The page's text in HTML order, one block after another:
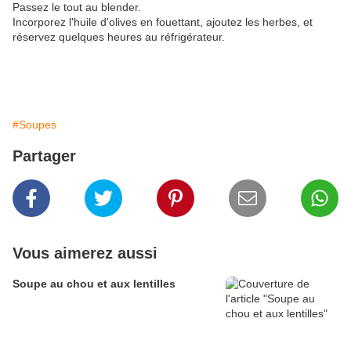
Passez le tout au blender.
Incorporez l'huile d'olives en fouettant, ajoutez les herbes, et
réservez quelques heures au réfrigérateur.
#Soupes
Partager
Vous aimerez aussi
Soupe au chou et aux lentilles